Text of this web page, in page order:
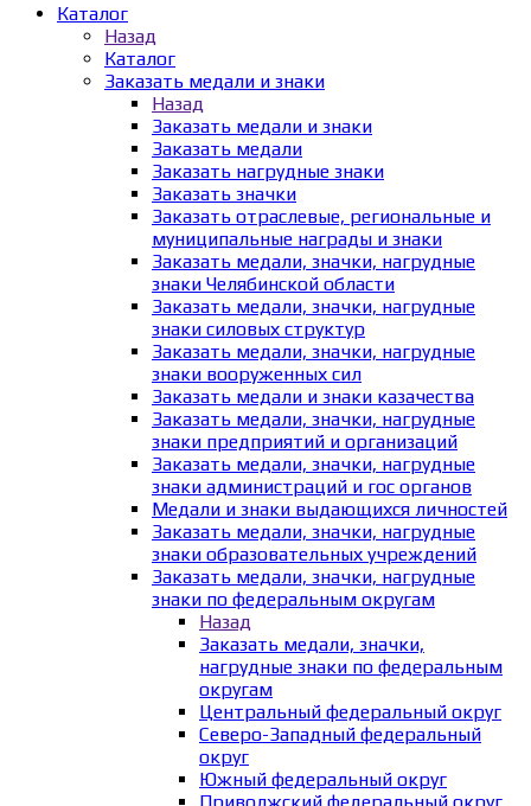
Каталог
Назад
Каталог
Заказать медали и знаки
Назад
Заказать медали и знаки
Заказать медали
Заказать нагрудные знаки
Заказать значки
Заказать отраслевые, региональные и
муниципальные награды и знаки
Заказать медали, значки, нагрудные
знаки Челябинской области
Заказать медали, значки, нагрудные
знаки силовых структур
Заказать медали, значки, нагрудные
знаки вооруженных сил
Заказать медали и знаки казачества
Заказать медали, значки, нагрудные
знаки предприятий и организаций
Заказать медали, значки, нагрудные
знаки администраций и гос органов
Медали и знаки выдающихся личностей
Заказать медали, значки, нагрудные
знаки образовательных учреждений
Заказать медали, значки, нагрудные
знаки по федеральным округам
Назад
Заказать медали, значки,
нагрудные знаки по федеральным
округам
Центральный федеральный округ
Северо-Западный федеральный
округ
Южный федеральный округ
Приволжский федеральный округ